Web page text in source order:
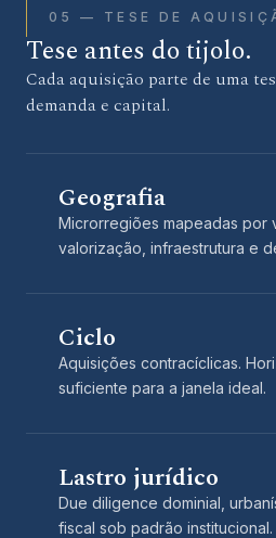
05 — TESE DE
Tese antes do tijolo.
Cada aquisição parte de uma
demanda e capital.
Geografia
Microrregiões mapeadas por
valorização, infraestrutura e
Ciclo
Aquisições contracíclicas.
suficiente para a janela ideal.
Lastro jurídico
Due diligence dominial,
fiscal sob padrão institucional.